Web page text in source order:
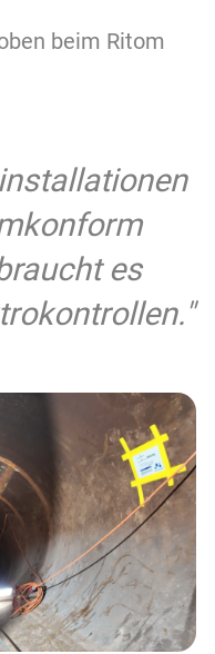
beim Ritom
es